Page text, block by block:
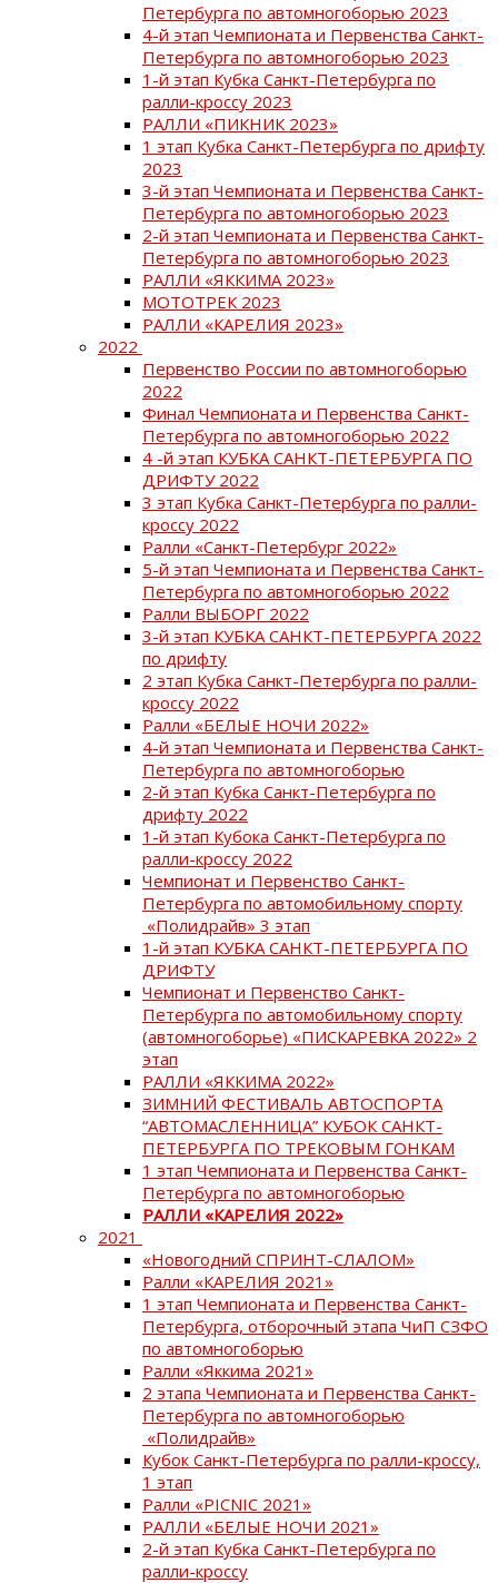
Петербурга по автомногоборью 2023
4-й этап Чемпионата и Первенства Санкт-
Петербурга по автомногоборью 2023
1-й этап Кубка Санкт-Петербурга по
ралли-кроссу 2023
РАЛЛИ «ПИКНИК 2023»
1 этап Кубка Санкт-Петербурга по дрифту
2023
3-й этап Чемпионата и Первенства Санкт-
Петербурга по автомногоборью 2023
2-й этап Чемпионата и Первенства Санкт-
Петербурга по автомногоборью 2023
РАЛЛИ «ЯККИМА 2023»
МОТОТРЕК 2023
РАЛЛИ «КАРЕЛИЯ 2023»
2022
Первенство России по автомногоборью
2022
Финал Чемпионата и Первенства Санкт-
Петербурга по автомногоборью 2022
4 -й этап КУБКА САНКТ-ПЕТЕРБУРГА ПО
ДРИФТУ 2022
3 этап Кубка Санкт-Петербурга по ралли-
кроссу 2022
Ралли «Санкт-Петербург 2022»
5-й этап Чемпионата и Первенства Санкт-
Петербурга по автомногоборью 2022
Ралли ВЫБОРГ 2022
3-й этап КУБКА САНКТ-ПЕТЕРБУРГА 2022
по дрифту
2 этап Кубка Санкт-Петербурга по ралли-
кроссу 2022
Ралли «БЕЛЫЕ НОЧИ 2022»
4-й этап Чемпионата и Первенства Санкт-
Петербурга по автомногоборью
2-й этап Кубка Санкт-Петербурга по
дрифту 2022
1-й этап Кубока Санкт-Петербурга по
ралли-кроссу 2022
Чемпионат и Первенство Санкт-
Петербурга по автомобильному спорту
«Полидрайв» 3 этап
1-й этап КУБКА САНКТ-ПЕТЕРБУРГА ПО
ДРИФТУ
Чемпионат и Первенство Санкт-
Петербурга по автомобильному спорту
(автомногоборье) «ПИСКАРЕВКА 2022» 2
этап
РАЛЛИ «ЯККИМА 2022»
ЗИМНИЙ ФЕСТИВАЛЬ АВТОСПОРТА
“АВТОМАСЛЕННИЦА” КУБОК САНКТ-
ПЕТЕРБУРГА ПО ТРЕКОВЫМ ГОНКАМ
1 этап Чемпионата и Первенства Санкт-
Петербурга по автомногоборью
РАЛЛИ «КАРЕЛИЯ 2022»
2021
«Новогодний СПРИНТ-СЛАЛОМ»
Ралли «КАРЕЛИЯ 2021»
1 этап Чемпионата и Первенства Санкт-
Петербурга, отборочный этапа ЧиП СЗФО
по автомногоборью
Ралли «Яккима 2021»
2 этапа Чемпионата и Первенства Санкт-
Петербурга по автомногоборью
«Полидрайв»
Кубок Санкт-Петербурга по ралли-кроссу,
1 этап
Ралли «PICNIC 2021»
РАЛЛИ «БЕЛЫЕ НОЧИ 2021»
2-й этап Кубка Санкт-Петербурга по
ралли-кроссу